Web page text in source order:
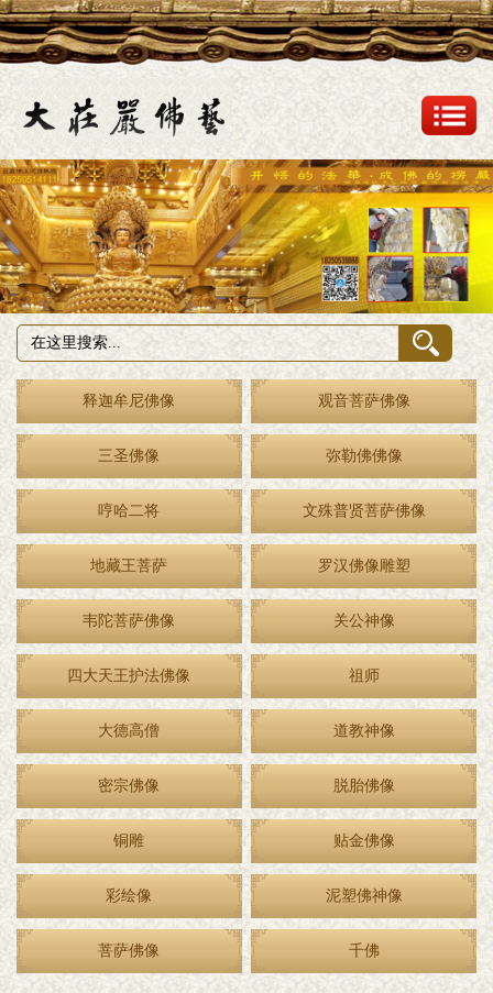
释迦牟尼佛像 观音菩萨佛像
三圣佛像 弥勒佛佛像
哼哈二将 文殊普贤菩萨佛像
地藏王菩萨 罗汉佛像雕塑
韦陀菩萨佛像 关公神像
四大天王护法佛像 祖师
大德高僧 道教神像
密宗佛像 脱胎佛像
铜雕 贴金佛像
彩绘像 泥塑佛神像
菩萨佛像 千佛